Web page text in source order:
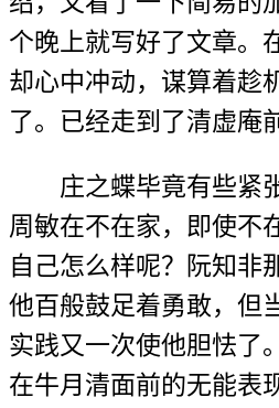
个晚上就写好了文章。
却心中冲动，谋算着趁
了。已经走到了清虚庵
庄之蝶毕竟有些紧
周敏在不在家，即使不
自己怎么样呢？阮知非
他百般鼓足着勇敢，但
实践又一次使他胆怯了
在牛月清面前的无能表